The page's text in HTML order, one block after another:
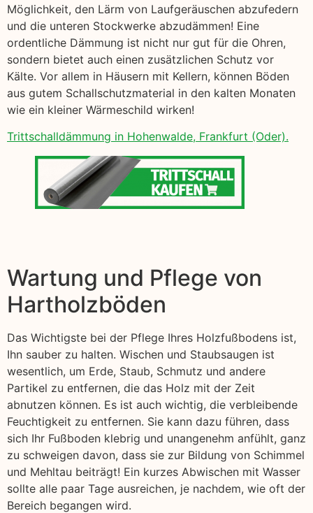
Möglichkeit, den Lärm von Laufgeräuschen abzufedern
und die unteren Stockwerke abzudämmen! Eine
ordentliche Dämmung ist nicht nur gut für die Ohren,
sondern bietet auch einen zusätzlichen Schutz vor
Kälte. Vor allem in Häusern mit Kellern, können Böden
aus gutem Schallschutzmaterial in den kalten Monaten
wie ein kleiner Wärmeschild wirken!
Trittschalldämmung in Hohenwalde, Frankfurt (Oder).
Wartung und Pflege von
Hartholzböden
Das Wichtigste bei der Pflege Ihres Holzfußbodens ist,
Ihn sauber zu halten. Wischen und Staubsaugen ist
wesentlich, um Erde, Staub, Schmutz und andere
Partikel zu entfernen, die das Holz mit der Zeit
abnutzen können. Es ist auch wichtig, die verbleibende
Feuchtigkeit zu entfernen. Sie kann dazu führen, dass
sich Ihr Fußboden klebrig und unangenehm anfühlt, ganz
zu schweigen davon, dass sie zur Bildung von Schimmel
und Mehltau beiträgt! Ein kurzes Abwischen mit Wasser
sollte alle paar Tage ausreichen, je nachdem, wie oft der
Bereich begangen wird.